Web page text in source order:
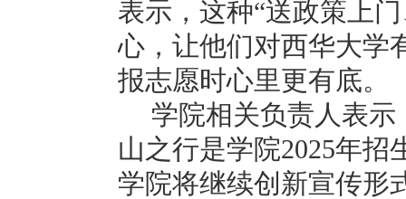
表示，这种“送政策上
心，让他们对西华大学
报志愿时心里更有底。
学院相关负责人表
山之行是学院2025年招
学院将继续创新宣传形